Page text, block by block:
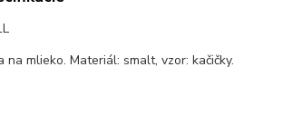
na mlieko. Materiál: smalt, vzor: kačičky.